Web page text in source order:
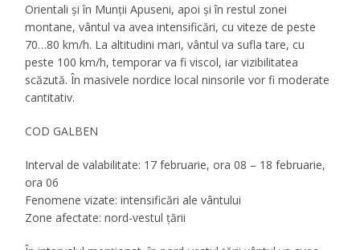
Orientali și în Munții Apuseni, apoi și în restul zonei
montane, vântul va avea intensificări, cu viteze de peste
70…80 km/h. La altitudini mari, vântul va sufla tare, cu
peste 100 km/h, temporar va fi viscol, iar vizibilitatea
scăzută. În masivele nordice local ninsorile vor fi moderate
cantitativ.
COD GALBEN
Interval de valabilitate: 17 februarie, ora 08 – 18 februarie,
ora 06
Fenomene vizate: intensificări ale vântului
Zone afectate: nord-vestul țării